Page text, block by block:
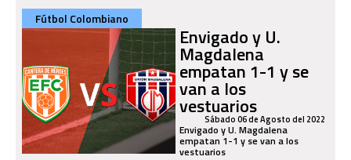
Fútbol Colombiano
Envigado y U.
Magdalena
empatan 1-1 y se
van a los
vestuarios
Sábado 06 de Agosto del 2022
Envigado y U. Magdalena
empatan 1-1 y se van a los
vestuarios